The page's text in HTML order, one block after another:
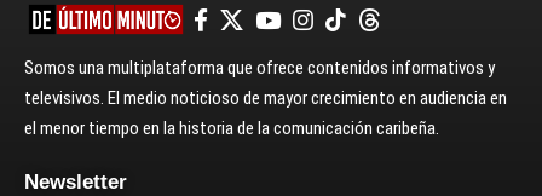
Somos una multiplataforma que ofrece contenidos informativos y
televisivos. El medio noticioso de mayor crecimiento en audiencia en
el menor tiempo en la historia de la comunicación caribeña.
Newsletter